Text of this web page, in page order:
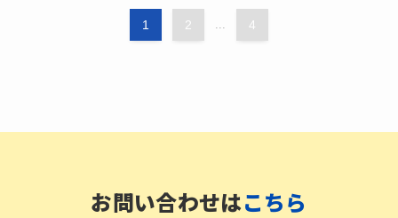
1 2 4
お問い合わせはこちら